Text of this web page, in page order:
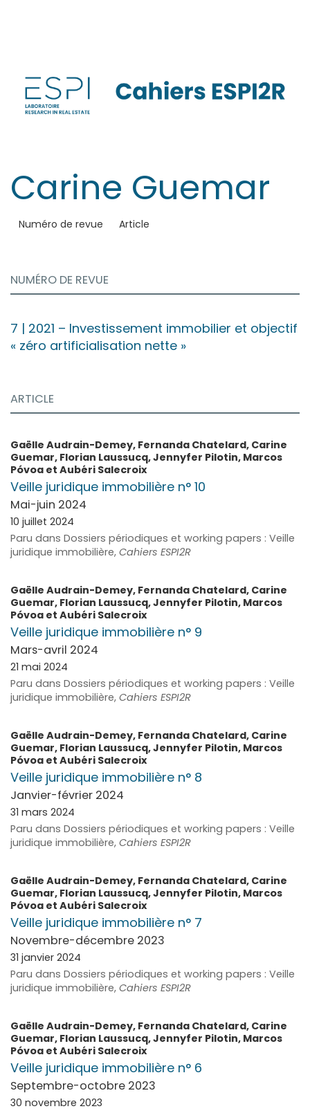
contenu
Carine Guemar
Numéro de revue Article
NUMÉRO DE REVUE
7 | 2021 – Investissement immobilier et objectif
« zéro artificialisation nette »
ARTICLE
Gaëlle Audrain-Demey, Fernanda Chatelard, Carine
Guemar, Florian Laussucq,Jennyfer Pilotin, Marcos
Póvoa et Aubéri Salecroix
Veille juridique immobilière n° 10
Mai-juin 2024
10 juillet 2024
Paru dans Dossiers périodiques et working papers : Veille
juridique immobilière, Cahiers ESPI2R
Gaëlle Audrain-Demey, Fernanda Chatelard, Carine
Guemar, Florian Laussucq,Jennyfer Pilotin, Marcos
Póvoa et Aubéri Salecroix
Veille juridique immobilière n° 9
Mars-avril 2024
21 mai 2024
Paru dans Dossiers périodiques et working papers : Veille
juridique immobilière, Cahiers ESPI2R
Gaëlle Audrain-Demey, Fernanda Chatelard, Carine
Guemar, Florian Laussucq,Jennyfer Pilotin, Marcos
Póvoa et Aubéri Salecroix
Veille juridique immobilière n° 8
Janvier-février 2024
31 mars 2024
Paru dans Dossiers périodiques et working papers : Veille
juridique immobilière, Cahiers ESPI2R
Gaëlle Audrain-Demey, Fernanda Chatelard, Carine
Guemar, Florian Laussucq,Jennyfer Pilotin, Marcos
Póvoa et Aubéri Salecroix
Veille juridique immobilière n° 7
Novembre-décembre 2023
31 janvier 2024
Paru dans Dossiers périodiques et working papers : Veille
juridique immobilière, Cahiers ESPI2R
Gaëlle Audrain-Demey, Fernanda Chatelard, Carine
Guemar, Florian Laussucq,Jennyfer Pilotin, Marcos
Póvoa et Aubéri Salecroix
Veille juridique immobilière n° 6
Septembre-octobre 2023
30 novembre 2023